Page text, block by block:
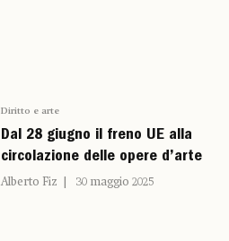
Diritto e arte
Dal 28 giugno il freno UE alla
circolazione delle opere d’arte
Alberto Fiz 30 maggio 2025